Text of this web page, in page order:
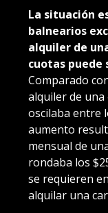
La situación
balnearios
alquiler de
cuotas puede
Comparado
alquiler de
oscilaba entre
aumento
mensual de
rondaba los
se requieren
alquilar una